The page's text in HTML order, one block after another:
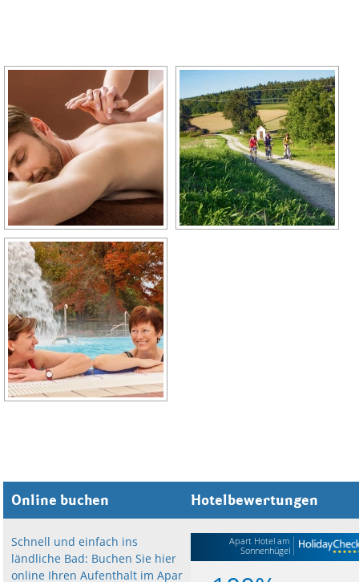
Online buchen
Schnell und einfach ins
ländliche Bad: Buchen Sie hier
online Ihren Aufenthalt im Apart
Hotelbewertungen
Apart Hotel am
Sonnenhügel